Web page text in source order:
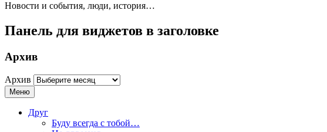
Новости и события, люди, история…
Панель для виджетов в заголовке
Архив
Архив
Меню
Друг
Буду всегда с тобой…